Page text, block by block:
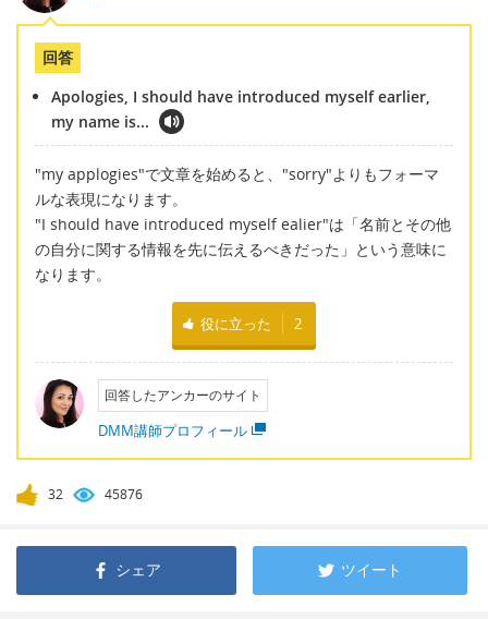
回答
Apologies, I should have introduced myself earlier,
my name is...
"my applogies"で文章を始めると、"sorry"よりもフォーマ
ルな表現になります。
"I should have introduced myself ealier"は「名前とその他
の自分に関する情報を先に伝えるべきだった」という意味に
なります。
役に立った 2
回答したアンカーのサイト
DMM講師プロフィール
32 45876
シェア ツイート